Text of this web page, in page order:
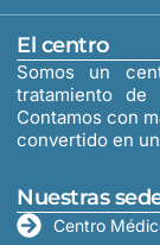
El centro
Somos un
tratamiento
Contamos con
convertido en
Nuestras
Centro